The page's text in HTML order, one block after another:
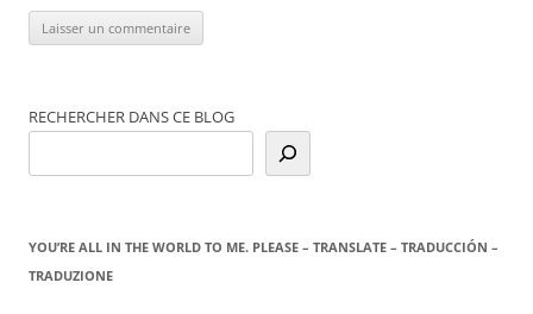
RECHERCHER DANS CE BLOG
YOU’RE ALL IN THE WORLD TO ME. PLEASE – TRANSLATE – TRADUCCIÓN –
TRADUZIONE